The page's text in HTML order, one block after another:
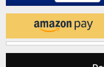
Nutze unser Midnight-
Genauere Infos findest du
© 2026 by heise